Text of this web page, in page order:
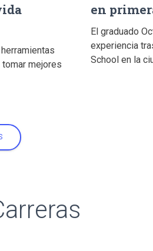
tomar mejores
en
El graduado
experiencia
School en la